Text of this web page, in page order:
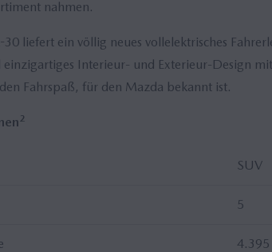
nahmen.
liefert ein völlig neues vollelektrisches
Interieur- und Exterieur-Design
Fahrspaß, für den Mazda bekannt ist.
2
SUV
5